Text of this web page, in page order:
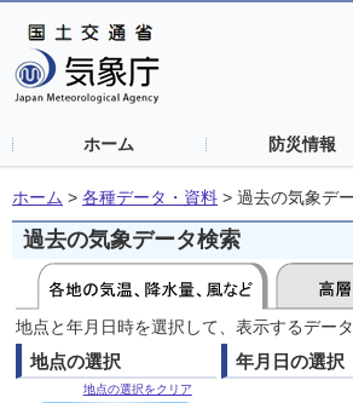
ホーム 防災情報
ホーム > 各種データ・資料 > 過去の気象デ
過去の気象データ検索
地点と年月日時を選択して、表示するデー
地点の選択
地点の選択をクリア
年月日の選択